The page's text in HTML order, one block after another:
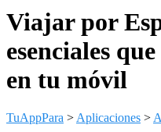
Viajar por
esenciales
en tu móvil
TuAppPara > Aplicaciones >